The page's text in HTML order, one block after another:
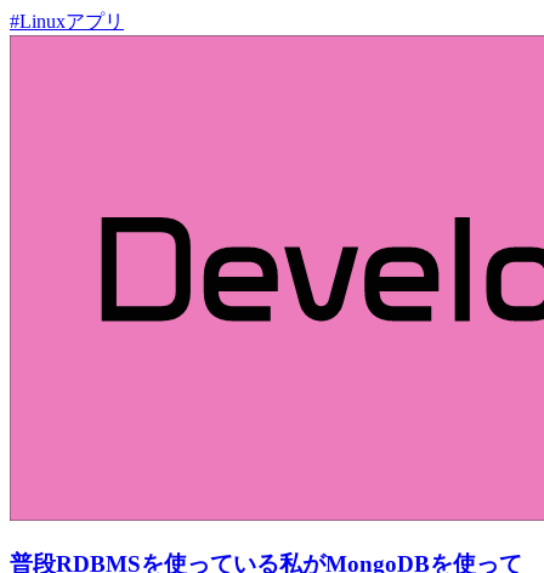
#Linuxアプリ
普段RDBMSを使っている私がMongoDBを使って